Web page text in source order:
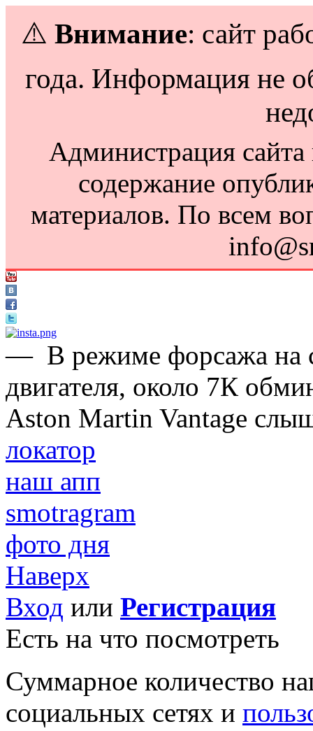
⚠️ Внимание: сайт
года. Информация не
Администрация сайта
содержание
материалов. По всем
— В режиме форсажа на
двигателя, около 7К
Aston Martin Vantage
локатор
наш апп
smotragram
фото дня
Наверх
Вход или Регистрация
Есть на что посмотреть
Суммарное количество
социальных сетях и